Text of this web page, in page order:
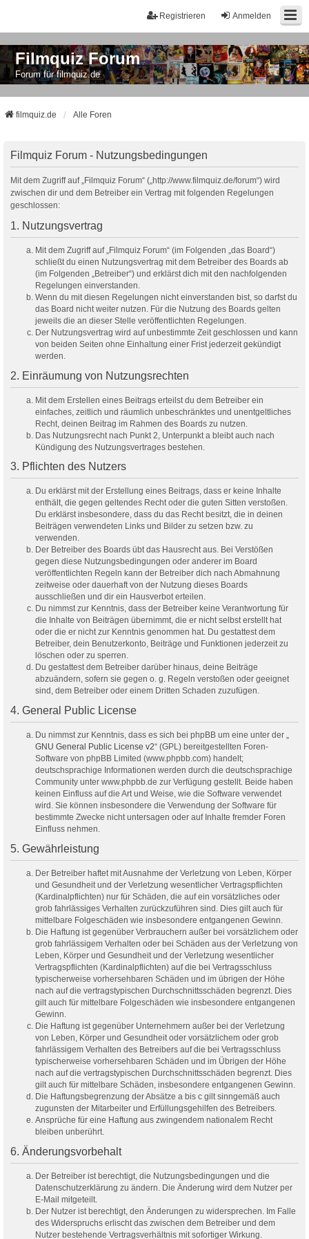
Anmelden
Registrieren
Filmquiz Forum
Forum für filmquiz.de
filmquiz.de Alle Foren
Filmquiz Forum - Nutzungsbedingungen
Mit dem Zugriff auf „Filmquiz Forum“ („http://www.filmquiz.de/forum“) wird
zwischen dir und dem Betreiber ein Vertrag mit folgenden Regelungen
geschlossen:
1. Nutzungsvertrag
Mit dem Zugriff auf „Filmquiz Forum“ (im Folgenden „das Board“)
schließt du einen Nutzungsvertrag mit dem Betreiber des Boards ab
(im Folgenden „Betreiber“) und erklärst dich mit den nachfolgenden
Regelungen einverstanden.
Wenn du mit diesen Regelungen nicht einverstanden bist, so darfst du
das Board nicht weiter nutzen. Für die Nutzung des Boards gelten
jeweils die an dieser Stelle veröffentlichten Regelungen.
Der Nutzungsvertrag wird auf unbestimmte Zeit geschlossen und kann
von beiden Seiten ohne Einhaltung einer Frist jederzeit gekündigt
werden.
2. Einräumung von Nutzungsrechten
Mit dem Erstellen eines Beitrags erteilst du dem Betreiber ein
einfaches, zeitlich und räumlich unbeschränktes und unentgeltliches
Recht, deinen Beitrag im Rahmen des Boards zu nutzen.
Das Nutzungsrecht nach Punkt 2, Unterpunkt a bleibt auch nach
Kündigung des Nutzungsvertrages bestehen.
3. Pflichten des Nutzers
Du erklärst mit der Erstellung eines Beitrags, dass er keine Inhalte
enthält, die gegen geltendes Recht oder die guten Sitten verstoßen.
Du erklärst insbesondere, dass du das Recht besitzt, die in deinen
Beiträgen verwendeten Links und Bilder zu setzen bzw. zu
verwenden.
Der Betreiber des Boards übt das Hausrecht aus. Bei Verstößen
gegen diese Nutzungsbedingungen oder anderer im Board
veröffentlichten Regeln kann der Betreiber dich nach Abmahnung
zeitweise oder dauerhaft von der Nutzung dieses Boards
ausschließen und dir ein Hausverbot erteilen.
Du nimmst zur Kenntnis, dass der Betreiber keine Verantwortung für
die Inhalte von Beiträgen übernimmt, die er nicht selbst erstellt hat
oder die er nicht zur Kenntnis genommen hat. Du gestattest dem
Betreiber, dein Benutzerkonto, Beiträge und Funktionen jederzeit zu
löschen oder zu sperren.
Du gestattest dem Betreiber darüber hinaus, deine Beiträge
abzuändern, sofern sie gegen o. g. Regeln verstoßen oder geeignet
sind, dem Betreiber oder einem Dritten Schaden zuzufügen.
4. General Public License
Du nimmst zur Kenntnis, dass es sich bei phpBB um eine unter der „
GNU General Public License v2“ (GPL) bereitgestellten Foren-
Software von phpBB Limited (www.phpbb.com) handelt;
deutschsprachige Informationen werden durch die deutschsprachige
Community unter www.phpbb.de zur Verfügung gestellt. Beide haben
keinen Einfluss auf die Art und Weise, wie die Software verwendet
wird. Sie können insbesondere die Verwendung der Software für
bestimmte Zwecke nicht untersagen oder auf Inhalte fremder Foren
Einfluss nehmen.
5. Gewährleistung
Der Betreiber haftet mit Ausnahme der Verletzung von Leben, Körper
und Gesundheit und der Verletzung wesentlicher Vertragspflichten
(Kardinalpflichten) nur für Schäden, die auf ein vorsätzliches oder
grob fahrlässiges Verhalten zurückzuführen sind. Dies gilt auch für
mittelbare Folgeschäden wie insbesondere entgangenen Gewinn.
Die Haftung ist gegenüber Verbrauchern außer bei vorsätzlichem oder
grob fahrlässigem Verhalten oder bei Schäden aus der Verletzung von
Leben, Körper und Gesundheit und der Verletzung wesentlicher
Vertragspflichten (Kardinalpflichten) auf die bei Vertragsschluss
typischerweise vorhersehbaren Schäden und im übrigen der Höhe
nach auf die vertragstypischen Durchschnittsschäden begrenzt. Dies
gilt auch für mittelbare Folgeschäden wie insbesondere entgangenen
Gewinn.
Die Haftung ist gegenüber Unternehmern außer bei der Verletzung
von Leben, Körper und Gesundheit oder vorsätzlichem oder grob
fahrlässigem Verhalten des Betreibers auf die bei Vertragsschluss
typischerweise vorhersehbaren Schäden und im Übrigen der Höhe
nach auf die vertragstypischen Durchschnittsschäden begrenzt. Dies
gilt auch für mittelbare Schäden, insbesondere entgangenen Gewinn.
Die Haftungsbegrenzung der Absätze a bis c gilt sinngemäß auch
zugunsten der Mitarbeiter und Erfüllungsgehilfen des Betreibers.
Ansprüche für eine Haftung aus zwingendem nationalem Recht
bleiben unberührt.
6. Änderungsvorbehalt
Der Betreiber ist berechtigt, die Nutzungsbedingungen und die
Datenschutzerklärung zu ändern. Die Änderung wird dem Nutzer per
E-Mail mitgeteilt.
Der Nutzer ist berechtigt, den Änderungen zu widersprechen. Im Falle
des Widerspruchs erlischt das zwischen dem Betreiber und dem
Nutzer bestehende Vertragsverhältnis mit sofortiger Wirkung.